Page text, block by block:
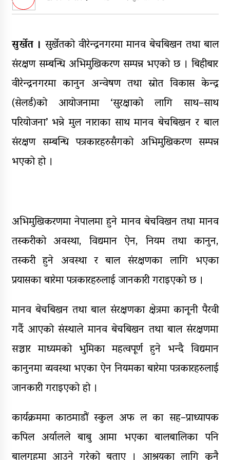
मृत्यु, दुई घाइते
घरमाथिबाट पहिरो खसेपछि १३ घरधुरी
स्थानान्तरण
पाँच लाख घुससहित कर अधिकृत
रंगेहात पक्राऊ
सुर्खेत । सुर्खेतको वीरेन्द्रनगरमा मानव बेचबिखन तथा बाल
संरक्षण सम्बन्धि अभिमुखिकरण सम्पन्न भएको छ । बिहीबार
वीरेन्द्रनगरमा कानुन अन्वेषण तथा स्रोत विकास केन्द्र
(सेलर्ड)को आयोजनामा ‘सुरक्षाको लागि साथ–साथ
परियोजना’ भन्ने मुल नाराका साथ मानव बेचबिखन र बाल
संरक्षण सम्बन्धि पत्रकारहरुसँगको अभिमुखिकरण सम्पन्न
भएको हो ।
अभिमुखिकरणमा नेपालमा हुने मानव बेचविखन तथा मानव
तस्करीको अवस्था, विद्यमान ऐन, नियम तथा कानुन,
तस्करी हुने अवस्था र बाल संरक्षणका लागि भएका
प्रयासका बारेमा पत्रकारहरुलाई जानकारी गराइएको छ ।
मानव बेचबिखन तथा बाल संरक्षणका क्षेत्रमा कानूनी पैरवी
गर्दै आएको संस्थाले मानव बेचबिखन तथा बाल संरक्षणमा
सञ्चार माध्यमको भुमिका महत्वपूर्ण हुने भन्दै विद्यमान
कानुनमा व्यवस्था भएका ऐन नियमका बारेमा पत्रकारहरुलाई
जानकारी गराइएको हो ।
कार्यक्रममा काठमाडौं स्कुल अफ ल का सह–प्राध्यापक
कपिल अर्यालले बाबु आमा भएका बालबालिका पनि